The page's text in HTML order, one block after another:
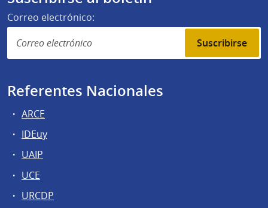
Correo electrónico:
Suscribirse
Referentes Nacionales
ARCE
IDEuy
UAIP
UCE
URCDP